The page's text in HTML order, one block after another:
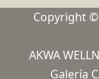
Copyright ©
AKWA
Galería